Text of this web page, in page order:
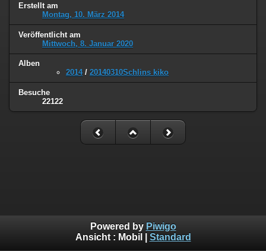
Erstellt am
Montag, 10. März 2014
Veröffentlicht am
Mittwoch, 8. Januar 2020
Alben
2014/ 20140310Schlins kiko
Besuche
22122
Powered by Piwigo
Ansicht : Mobil Standard